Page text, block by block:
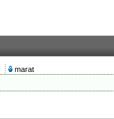
marat